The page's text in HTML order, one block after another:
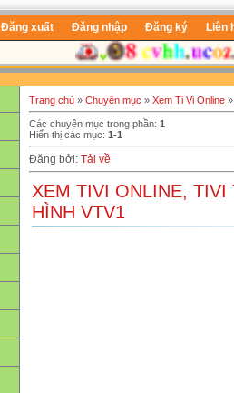
Đăng xuất Đăng nhập Đăng ký Liên
Trang chủ» Chuyên mục » Xem Ti Vi Online»
Các chuyên mục trong phần: 1
Hiển thị các mục: 1-1
Đăng bởi: Tải về
XEM TIVI ONLINE, TIVI
HÌNH VTV1